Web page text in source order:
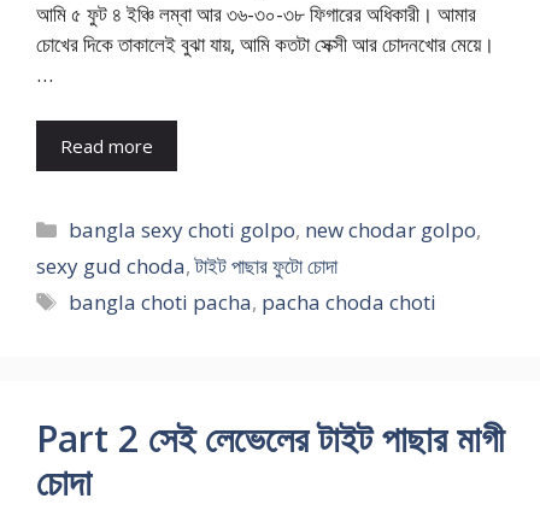
আমি ৫ ফুট ৪ ইঞ্চি লম্বা আর ৩৬-৩০-৩৮ ফিগারের অধিকারী। আমার
চোখের দিকে তাকালেই বুঝা যায়, আমি কতটা সেক্সী আর চোদনখোর মেয়ে।
…
Read more
Categories
bangla sexy choti golpo, new chodar golpo,
sexy gud choda,টাইট পাছার ফুটো চোদা
Tags
bangla choti pacha, pacha choda choti
Part 2 সেই লেভেলের টাইট পাছার মাগী
চোদা